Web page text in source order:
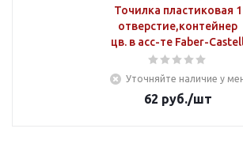
Точилка пластиковая 1
отверстие,контейнер
цв. в асс-те Faber-
Уточняйте наличие у
62 руб./шт